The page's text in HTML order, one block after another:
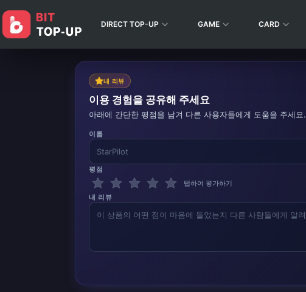
DIRECT TOP-UP GAME CARD
내 리뷰
이용 경험을 공유해 주세요
아래에 간단한 평점을 남겨 다른 사용자들에게 도움을 주세요.
이름
평점
탭하여 평가하기
내 리뷰